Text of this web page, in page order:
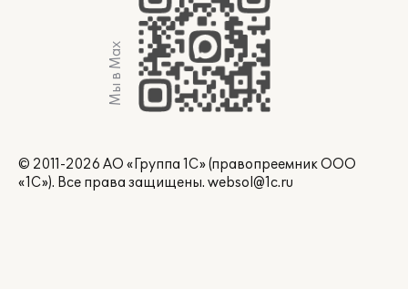
Мы в Max
© 2011-2026 АО «Группа 1С» (правопреемник ООО
«1С»). Все права защищены. websol@1c.ru